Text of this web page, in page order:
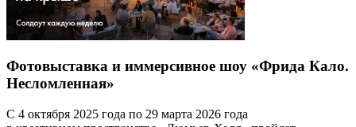
Фотовыставка и иммерсивное шоу «Фрида Кало.
Несломленная»
С 4 октября 2025 года по 29 марта 2026 года